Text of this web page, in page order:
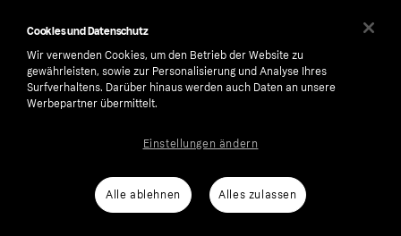
number: 556737-0431
Cookies Klarna.com
Cookies und Datenschutz
Wir verwenden Cookies, um den Betrieb der Website zu
gewährleisten, sowie zur Personalisierung und Analyse Ihres
Surfverhaltens. Darüber hinaus werden auch Daten an unsere
Werbepartner übermittelt.
Alle ablehnen Alles zulassen
Einstellungen ändern